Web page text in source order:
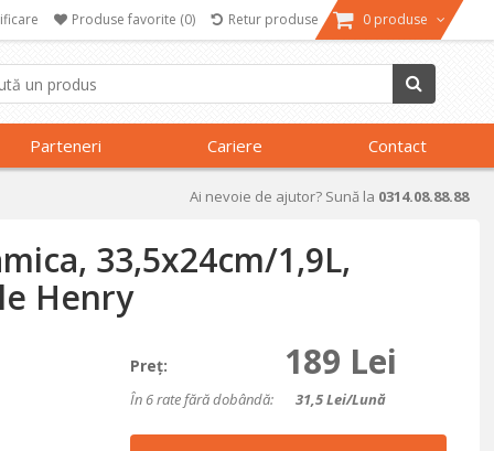
Produse favorite (0) Retur produse 0 produse
Parteneri Cariere Contact
Ai nevoie de ajutor? Sună la 0314.08.88.88
33,5x24cm/1,9L,
Henry
Preţ: 189 Lei
În 6 rate fără dobândă: 31,5Lei/lună